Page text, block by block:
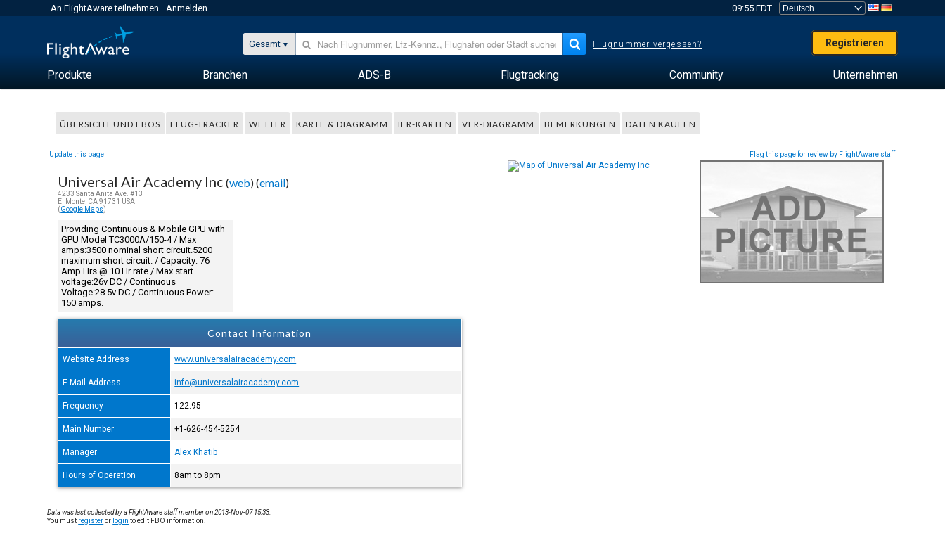
An FlightAware teilnehmen Anmelden 09:55 EDT
Gesamt Flugnummer vergessen? Registrieren
Produkte Branchen ADS-B Flugtracking Community Unternehmen
ÜBERSICHT UND FBOS FLUG-TRACKER WETTER KARTE & DIAGRAMM IFR-KARTEN VFR-DIAGRAMM BEMERKUNGEN DATEN KAUFEN
Update this page Flag this page for review by FlightAware staff
Universal Air Academy Inc (web) (email)
4233 Santa Anita Ave. #13
El Monte, CA 91731 USA
(Google Maps)
Providing Continuous & Mobile GPU with
GPU Model TC3000A/150-4 / Max
amps:3500 nominal short circuit.5200
maximum short circuit. / Capacity: 76
Amp Hrs @ 10 Hr rate / Max start
voltage:26v DC / Continuous
Voltage:28.5v DC / Continuous Power:
150 amps.
Contact Information
Website Address www.universalairacademy.com
E-Mail Address info@universalairacademy.com
Frequency 122.95
Main Number +1-626-454-5254
Manager Alex Khatib
Hours of Operation 8am to 8pm
Data was last collected by a FlightAware staff member on 2013-Nov-07 15:33.
You must registeror login to edit FBO information.